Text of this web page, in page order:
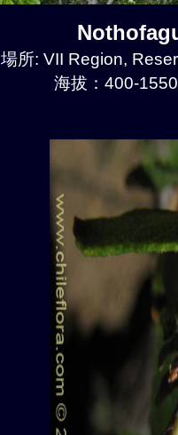
場所: VII Region,
海拔：400-